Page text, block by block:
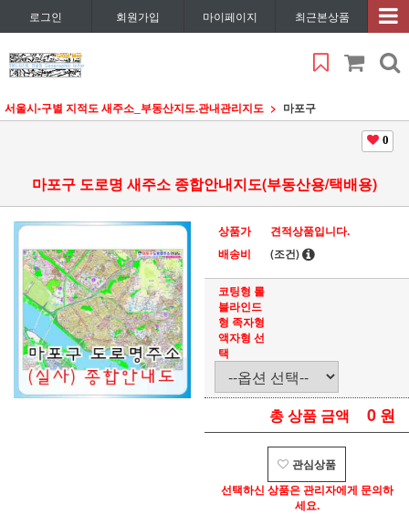
로그인 회원가입 마이페이지 최근본상품
서울시-구별 지적도 새주소_부동산지도.관내관리지도 마포구
0
마포구 도로명 새주소 종합안내지도(부동산용/택배용)
상품가
견적상품입니다.
배송비
(조건)
코팅형 롤
블라인드
형 족자형
액자형 선
택
총 상품 금액 0 원
관심상품
선택하신 상품은 관리자에게 문의하
세요.